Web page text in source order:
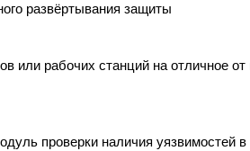
развёртывания защиты
или рабочих станций на отличное
проверки наличия уязвимостей